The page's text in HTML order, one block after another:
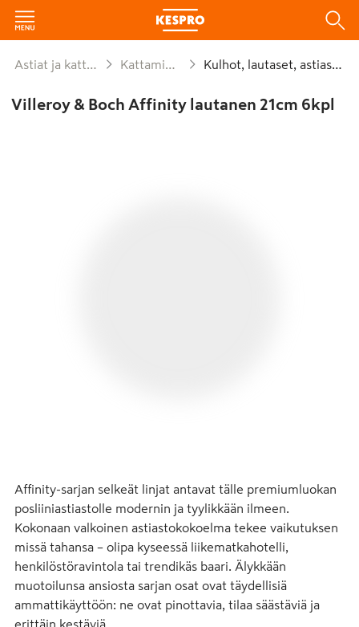
Astiat ja kattaus Kattaminen Kulhot, lautaset, astiastot
Villeroy & Boch Affinity lautanen 21cm 6kpl
Affinity-sarjan selkeät linjat antavat tälle premiumluokan
posliiniastiastolle modernin ja tyylikkään ilmeen.
Kokonaan valkoinen astiastokokoelma tekee vaikutuksen
missä tahansa – olipa kyseessä liikematkahotelli,
henkilöstöravintola tai trendikäs baari. Älykkään
muotoilunsa ansiosta sarjan osat ovat täydellisiä
ammattikäyttöön: ne ovat pinottavia, tilaa säästäviä ja
erittäin kestäviä.